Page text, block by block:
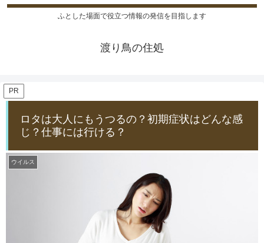
ふとした場面で役立つ情報の発信を目指します
渡り鳥の住処
PR
ロタは大人にもうつるの？初期症状はどんな感
じ？仕事には行ける？
ウイルス